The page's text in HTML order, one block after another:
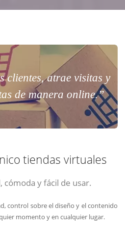
clientes, atrae visitas y
de manera online.”
tiendas virtuales
cómoda y fácil de usar.
control sobre el diseño y el contenido
momento y en cualquier lugar.